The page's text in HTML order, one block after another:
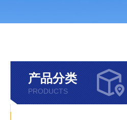
产品分类
PRODUCTS